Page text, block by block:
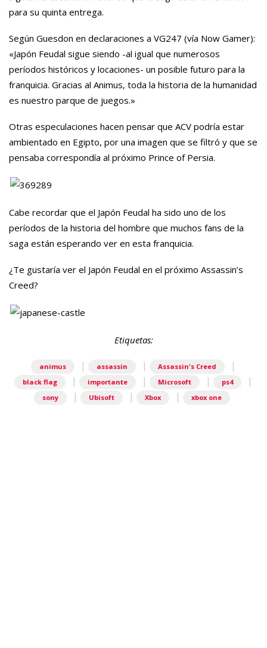
para su quinta entrega.
Según Guesdon en declaraciones a VG247 (vía Now Gamer):
«Japón Feudal sigue siendo -al igual que numerosos
períodos históricos y locaciones- un posible futuro para la
franquicia. Gracias al Animus, toda la historia de la humanidad
es nuestro parque de juegos.»
Otras especulaciones hacen pensar que ACV podría estar
ambientado en Egipto, por una imagen que se filtró y que se
pensaba correspondía al próximo Prince of Persia.
Cabe recordar que el Japón Feudal ha sido uno de los
períodos de la historia del hombre que muchos fans de la
saga están esperando ver en esta franquicia.
¿Te gustaría ver el Japón Feudal en el próximo Assassin’s
Creed?
Etiquetas:
animus | assassin | Assassin's Creed |
black flag | importante | Microsoft | ps4 |
sony | Ubisoft | Xbox | xbox one